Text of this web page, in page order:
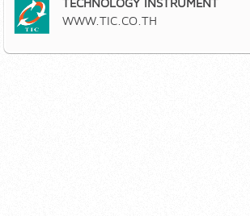
TECHNOLOGY INSTRUMENT
WWW.TIC.CO.TH